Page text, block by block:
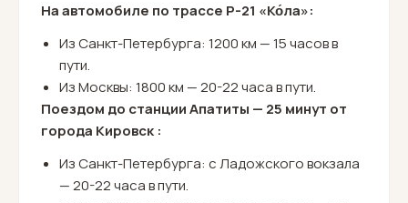
На автомобиле по трассе Р-21 «Ко́ла»:
Из Санкт-Петербурга: 1200 км — 15 часов в
пути.
Из Москвы: 1800 км — 20-22 часа в пути.
Поездом до станции Апатиты — 25 минут от
города Кировск :
Из Санкт-Петербурга: с Ладожского вокзала
— 20-22 часа в пути.